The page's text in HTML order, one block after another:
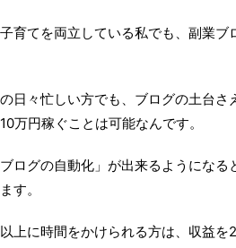
育てを両立している私でも、副業
日々忙しい方でも、ブログの土台
万円稼ぐことは可能なんです。
ログの自動化」が出来るようになる
す。
上に時間をかけられる方は、収益